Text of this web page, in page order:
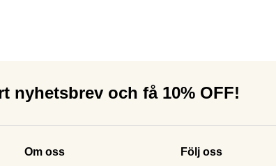
nyhetsbrev och få 10% OFF!
Om oss Följ oss